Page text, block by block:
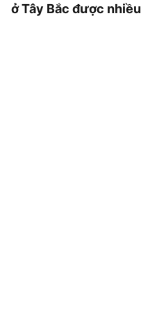
ở Tây Bắc được